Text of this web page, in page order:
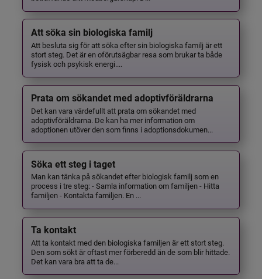
Att söka sin biologiska familj
Att besluta sig för att söka efter sin biologiska familj är ett
stort steg. Det är en oförutsägbar resa som brukar ta både
fysisk och psykisk energi....
Prata om sökandet med adoptivföräldrarna
Det kan vara värdefullt att prata om sökandet med
adoptivföräldrarna. De kan ha mer information om
adoptionen utöver den som finns i adoptionsdokumen...
Söka ett steg i taget
Man kan tänka på sökandet efter biologisk familj som en
process i tre steg: - Samla information om familjen - Hitta
familjen - Kontakta familjen. En ...
Ta kontakt
Att ta kontakt med den biologiska familjen är ett stort steg.
Den som sökt är oftast mer förberedd än de som blir hittade.
Det kan vara bra att ta de...